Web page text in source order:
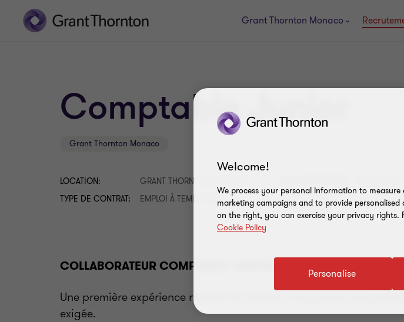
Grant Thornton Monaco
Comptable Junior
Grant Thornton Monaco
LOCATION: GRANT THORNTON MONACO
TYPE DE CONTRAT:
EMPLOI À TEMPS PLEIN
COLLABORATEUR COMPTABLE JUNIOR
Une première expérience récente en cabinet d'expertise-comptable
exigée.
Welcome!
We process your personal information to
marketing campaigns and to provide
on the right, you can exercise your privacy
Cookie Policy
Personalise